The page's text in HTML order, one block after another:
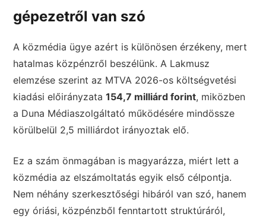
gépezetről van szó
A közmédia ügye azért is különösen érzékeny, mert
hatalmas közpénzről beszélünk. A Lakmusz
elemzése szerint az MTVA 2026-os költségvetési
kiadási előirányzata154,7 milliárd forint, miközben
a Duna Médiaszolgáltató működésére mindössze
körülbelül 2,5 milliárdot irányoztak elő.
Ez a szám önmagában is magyarázza, miért lett a
közmédia az elszámoltatás egyik első célpontja.
Nem néhány szerkesztőségi hibáról van szó, hanem
egy óriási, közpénzből fenntartott struktúráról,